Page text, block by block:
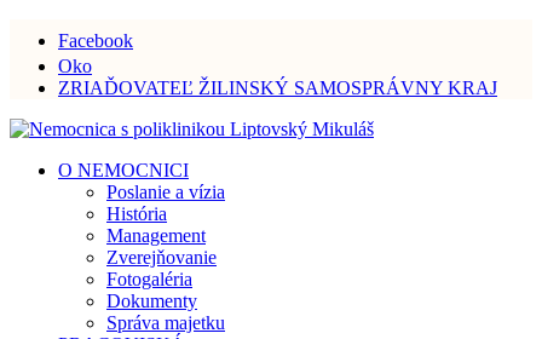
Facebook
Oko
ZRIAĎOVATEĽ ŽILINSKÝ SAMOSPRÁVNY KRAJ
O NEMOCNICI
Poslanie a vízia
História
Management
Zverejňovanie
Fotogaléria
Dokumenty
Správa majetku